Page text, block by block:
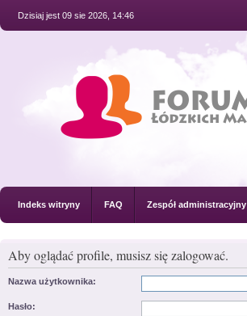
Dzisiaj jest 09 sie 2026, 14:46
Indeks witryny FAQ Zespół administracyjny
Aby oglądać profile, musisz się zalogować.
Nazwa użytkownika:
Hasło: